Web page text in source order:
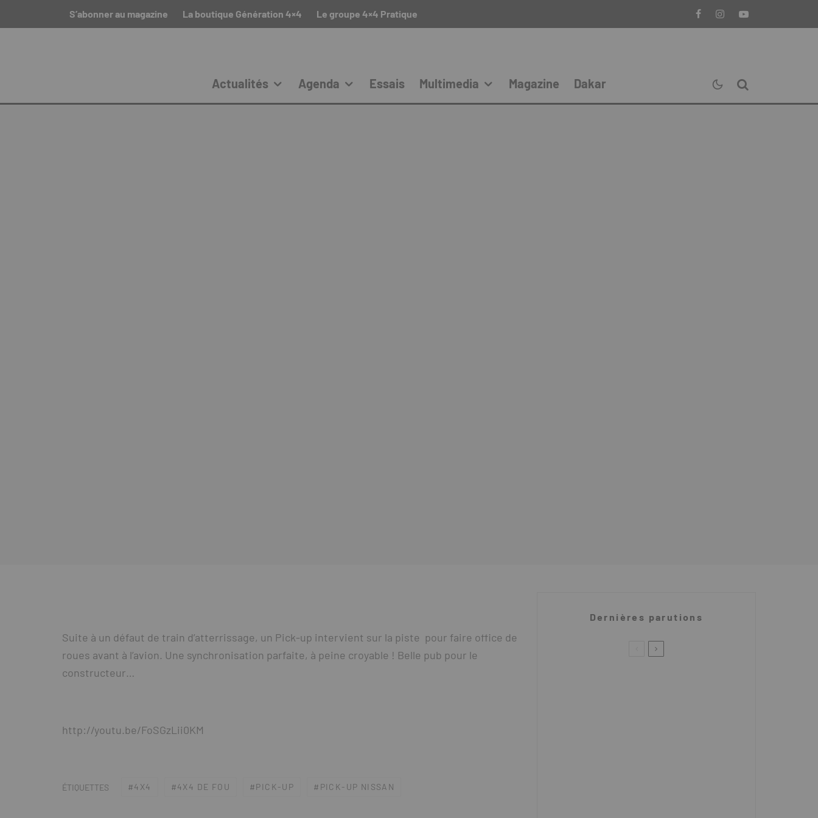
S’abonner au magazine La boutique Génération 4×4 Le groupe 4×4 Pratique
Actualités Agenda Essais Multimedia Magazine Dakar
Suite à un défaut de train d’atterrissage, un Pick-up intervient sur la piste pour faire office de
roues avant à l’avion. Une synchronisation parfaite, à peine croyable ! Belle pub pour le
constructeur…
http://youtu.be/FoSGzLii0KM
ÉTIQUETTES 4X4 4X4 DE FOU PICK-UP PICK-UP NISSAN
Dernières parutions